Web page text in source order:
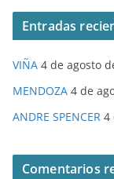
Entradas
VIÑA 4 de agosto
MENDOZA 4 de
ANDRE SPENCER 4
Comentarios